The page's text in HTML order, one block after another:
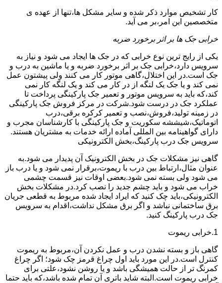
کار تشخیص موارد ذکر شده و سایر مشکل ها،تنها از عهده ی
متخصصین این امر،بر می آید.
خرابی جک ها بر اثر برخورد ضربه
یکی از رایج ترین نوع خرابی که در جک ها ایجاد می شود و نیاز به
سرویس دارد،خرابی جک بر اثر برخورد ضربه و یا ماشین به درب و
جک است.در این اختلال،گاهی موتور کار می کنند ولی پیشتون عمل
نمی کند و یا جک یک لنگه از در کار می کند و یک لنگه کار نمی
کند،که باید به سرویس موتور و تعمیر جک پارکینگی پرداخت تا
عملکرد جک در درست شود.شرکت در مرکز فروش جک پارکینگی
در زمینه تولید،فروش،نصب و تعمیر کرکره برقی،درب
اتوماتیک،شیششه سکوریت و جک پارکینگی با کارشناسان مجرب و
دارای گواهینامه بین المللی آماده ارائه خدمات به مشتریان هستند.
سرویس جک درب پارکینگ،بخش الکترونیکی
گاهی نیز مشکلات جک در بخش الکترونیک آن پدیدار می شود.به
عنوان مثال،ارتباط بین درب با ریموت،برقرار نمی شود و یا درب باز
می شود ولی بسته نمی شود.بعضی اوقات نیز قسمت چشمی
خراب می شود و باید چشم جدید را نصب کرد.در مشکلات بخش
الکترونیکی،باید چک کنید که ایراد ایجاد شده مربوط به قطعی جریان
برق ساختمانی نباشد و اگر برق مشکل نداشت،اقدام به سرویس
جک درب پارکینگ کنید.
1.خرابی ریموت
گاهی باز و بسته نشدن درب و عمل نکردن آن،مربوط به ریموت
کنترل است.در این مورد باید اول چراغ قرمز چک شود؛ اگر چراغ
کمرنگ تر از حالت همیشگی باشد و یا روشن نشود،علتی برای
خرابی ریموت است.البته شاید باتری آن تمام شده باشد،که باید حتما